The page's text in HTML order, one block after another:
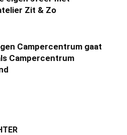
Zit & Zo
Campercentrum gaat
Campercentrum